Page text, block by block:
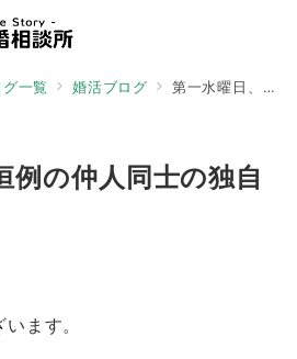
一覧 婚活ブログ 第一水曜日、恒例の仲人同士の独自の情報交換！
例の仲人同士の独自
ます。